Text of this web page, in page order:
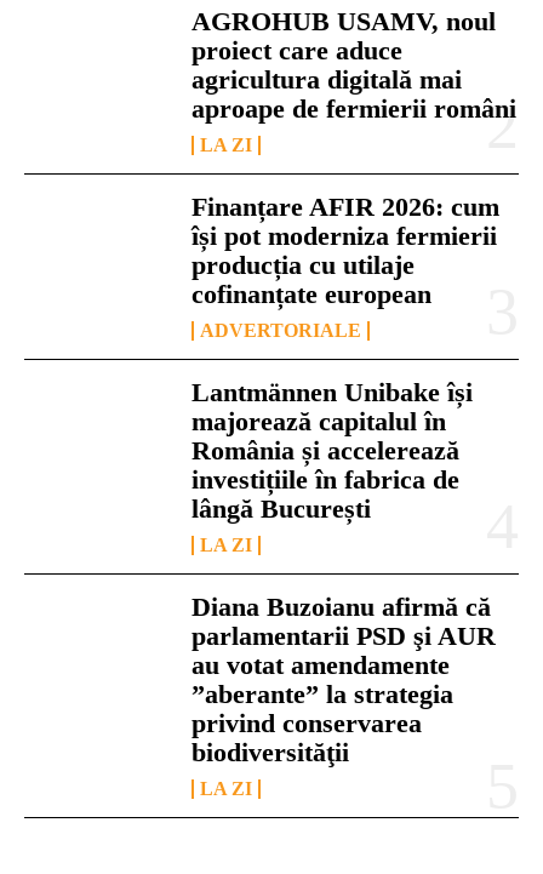
AGROHUB USAMV, noul
proiect care aduce
agricultura digitală mai
aproape de fermierii români
LA ZI
Finanțare AFIR 2026: cum
își pot moderniza fermierii
producția cu utilaje
cofinanțate european
ADVERTORIALE
Lantmännen Unibake își
majorează capitalul în
România și accelerează
investițiile în fabrica de
lângă București
LA ZI
Diana Buzoianu afirmă că
parlamentarii PSD şi AUR
au votat amendamente
”aberante” la strategia
privind conservarea
biodiversităţii
LA ZI